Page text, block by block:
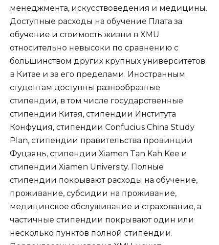
менеджмента, искусствоведения и медицины.
Доступные расходы на обучение Плата за
обучение и стоимость жизни в XMU
относительно невысоки по сравнению с
большинством других крупных университетов
в Китае и за его пределами. Иностранным
студентам доступны разнообразные
стипендии, в том числе государственные
стипендии Китая, стипендии Института
Конфуция, стипендии Confucius China Study
Plan, стипендии правительства провинции
Фуцзянь, стипендии Xiamen Tan Kah Kee и
стипендии Xiamen University. Полные
стипендии покрывают расходы на обучение,
проживание, субсидии на проживание,
медицинское обслуживание и страхование, а
частичные стипендии покрывают один или
несколько пунктов полной стипендии.